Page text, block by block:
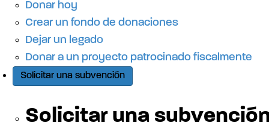
d
e
Donar hoy
Crear un fondo de donaciones
Dejar un legado
Donar a un proyecto patrocinado fiscalmente
Solicitar una subvención
Solicitar una